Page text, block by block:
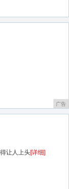
广告
让人上头[详细]